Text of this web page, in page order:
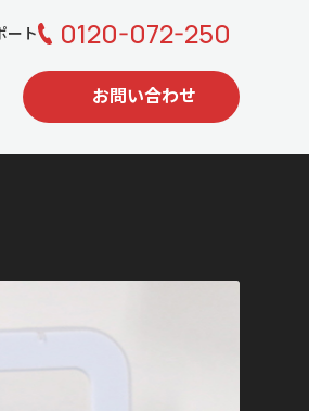
ート 0120-072-250
お問い合わせ